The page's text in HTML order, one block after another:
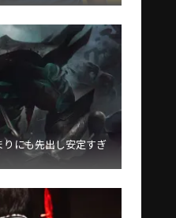
にも先出し安定すぎ